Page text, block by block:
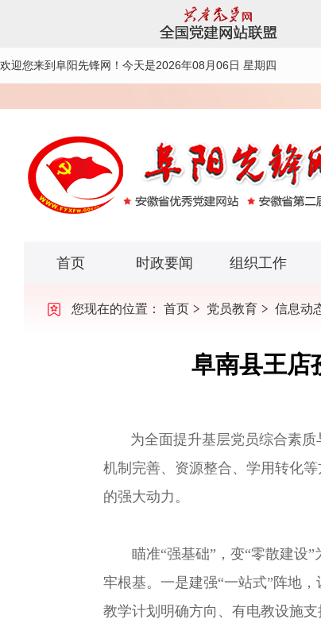
欢迎您来到阜阳先锋网！ 今天是2026年08月06日 星期四
首页 时政要闻 组织工作
您现在的位置： 首页 党员教育 信息动
阜南县王店
为全面提升基层党员综合素质
机制完善、资源整合、学用转化
的强大动力。
瞄准“强基础”，变“零散建设”
牢根基。一是建强“一站式”阵地
教学计划明确方向、有电教设施